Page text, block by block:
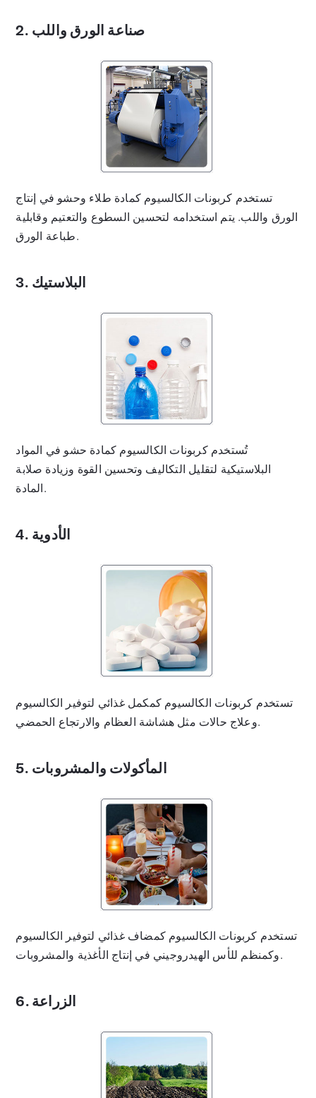
2. صناعة الورق واللب
تستخدم كربونات الكالسيوم كمادة طلاء وحشو في إنتاج
الورق واللب. يتم استخدامه لتحسين السطوع والتعتيم وقابلية
طباعة الورق.
3. البلاستيك
تُستخدم كربونات الكالسيوم كمادة حشو في المواد
البلاستيكية لتقليل التكاليف وتحسين القوة وزيادة صلابة
المادة.
4. الأدوية
تستخدم كربونات الكالسيوم كمكمل غذائي لتوفير الكالسيوم
وعلاج حالات مثل هشاشة العظام والارتجاع الحمضي.
5. المأكولات والمشروبات
تستخدم كربونات الكالسيوم كمضاف غذائي لتوفير الكالسيوم
وكمنظم للأس الهيدروجيني في إنتاج الأغذية والمشروبات.
6. الزراعة